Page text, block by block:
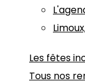
Les fêtes
Tous nos